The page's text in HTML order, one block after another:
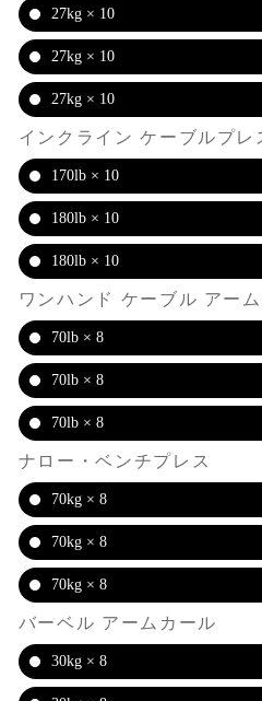
27kg × 10
27kg × 10
27kg × 10
インクライン ケーブルプレ
170lb × 10
180lb × 10
180lb × 10
ワンハンド ケーブル アー
70lb × 8
70lb × 8
70lb × 8
ナロー・ベンチプレス
70kg × 8
70kg × 8
70kg × 8
バーベル アームカール
30kg × 8